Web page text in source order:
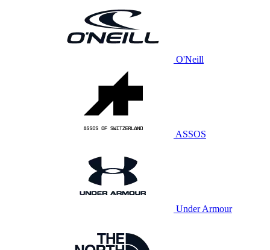
O'Neill
ASSOS
Under Armour